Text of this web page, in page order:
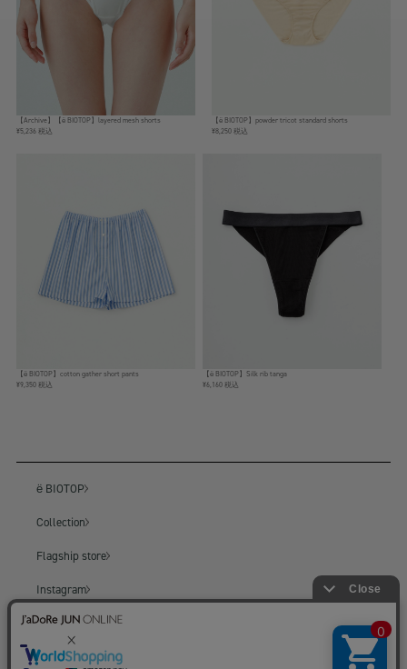
【Archive】【ё BIOTOP】layered mesh shorts
¥5,236 税込
【ё BIOTOP】powder tricot standard shorts
¥8,250 税込
【ё BIOTOP】cotton gather short pants
¥9,350 税込
【ё BIOTOP】Silk rib tanga
¥6,160 税込
ё BIOTOP
Collection
Flagship store
Instagram
BIOTOP
BIOTOP ONLINE